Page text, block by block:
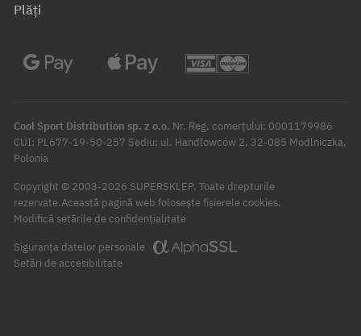
Plăți
Cool Sport Distribution sp. z o.o. Nr. Reg. comerțului: 0001179986
CUI: PL677-19-50-257 Sediu: ul. Handlowców 2, 32-085 Modlniczka,
Polonia
Copyright © 2003-2026 SUPERSKLEP. Toate drepturile
rezervate.Această pagină web folosește fișierele cookies.
Modifică setările de confidențialitate
Siguranța datelor personale
Setări de accesibilitate